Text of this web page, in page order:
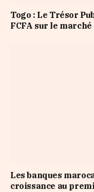
Togo : Le Trésor
FCFA sur le
Les banques
croissance au